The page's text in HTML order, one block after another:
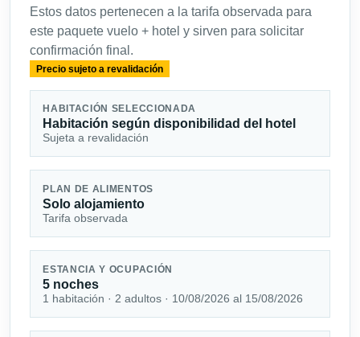
Estos datos pertenecen a la tarifa observada para
este paquete vuelo + hotel y sirven para solicitar
confirmación final.
Precio sujeto a revalidación
HABITACIÓN SELECCIONADA
Habitación según disponibilidad del hotel
Sujeta a revalidación
PLAN DE ALIMENTOS
Solo alojamiento
Tarifa observada
ESTANCIA Y OCUPACIÓN
5 noches
1 habitación · 2 adultos · 10/08/2026 al 15/08/2026